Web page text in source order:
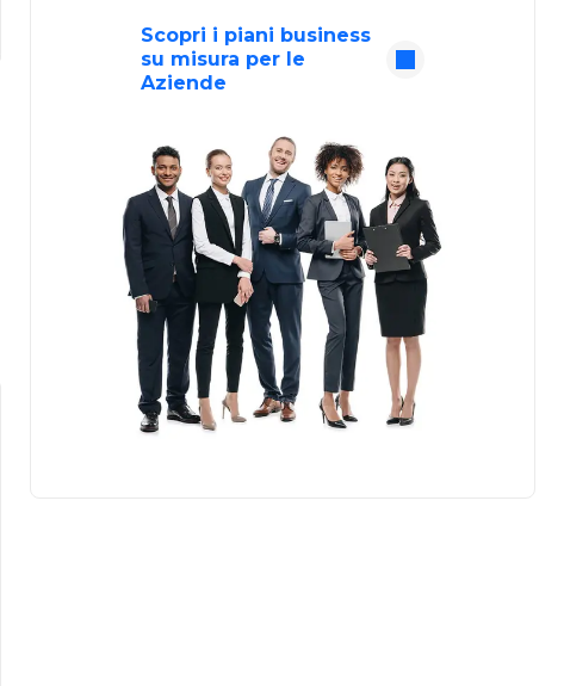
Scopri i piani business
su misura per le
Aziende